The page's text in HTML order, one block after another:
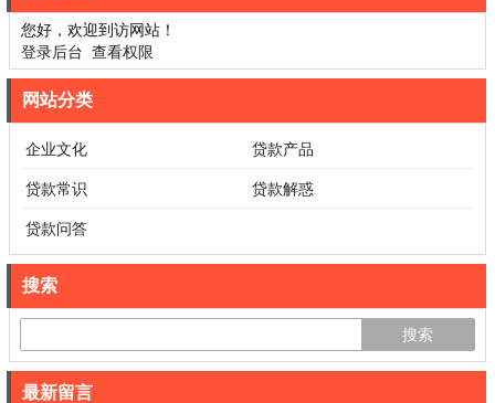
您好，欢迎到访网站！
登录后台 查看权限
网站分类
企业文化 贷款产品
贷款常识 贷款解惑
贷款问答
搜索
最新留言